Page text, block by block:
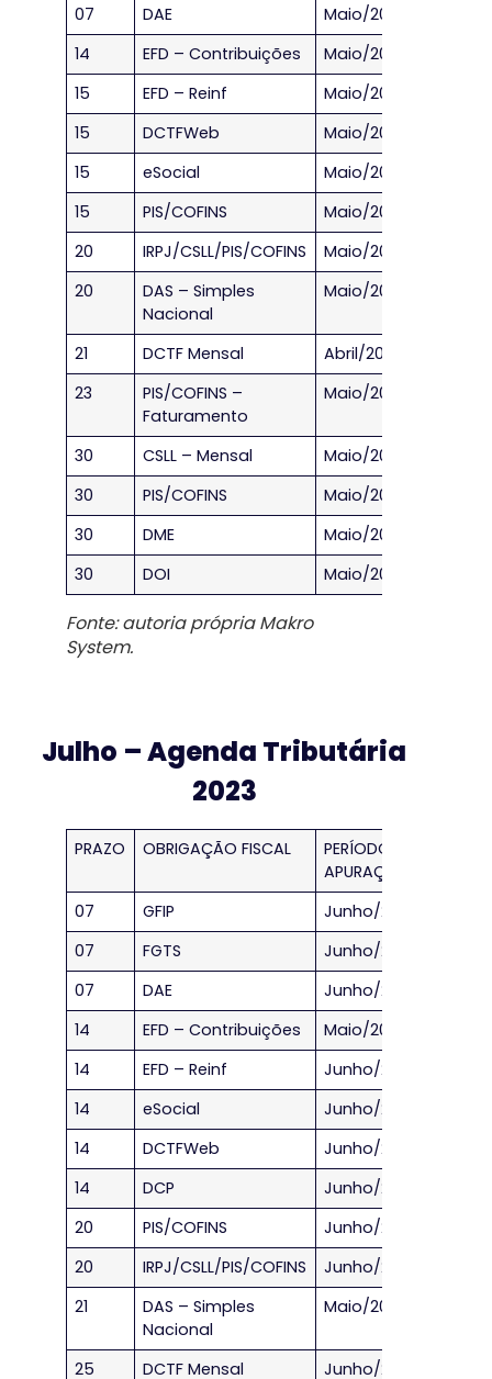
07 DAE
Maio/2023
14
EFD – Contribuições
Maio/2023
15
EFD – Reinf
Maio/2023
15
DCTFWeb
Maio/2023
15
eSocial
Maio/2023
15
PIS/COFINS
Maio/2023
20
IRPJ/CSLL/PIS/COFINS
Maio/2023
20
DAS – Simples
Nacional
Maio/2023
21 DCTF Mensal
Abril/2023
23
PIS/COFINS –
Faturamento
Maio/2023
30 CSLL – Mensal
Maio/2023
30
PIS/COFINS
Maio/2023
30
DME
Maio/2023
30
DOI Maio/2023
Fonte: autoria própria Makro
System.
Julho – Agenda Tributária
2023
PRAZO OBRIGAÇÃO FISCAL
PERÍODO DE
APURAÇÃO
07
GFIP
Junho/2023
07
FGTS
Junho/2023
07
DAE
Junho/2023
14
EFD – Contribuições
Maio/2023
14
EFD – Reinf
Junho/2023
14
eSocial
Junho/2023
14
DCTFWeb
Junho/2023
14
DCP
Junho/2023
20
PIS/COFINS
Junho/2023
20
IRPJ/CSLL/PIS/COFINS
Junho/2023
21
DAS – Simples
Nacional
Maio/2023
25 DCTF Mensal
Junho/2023